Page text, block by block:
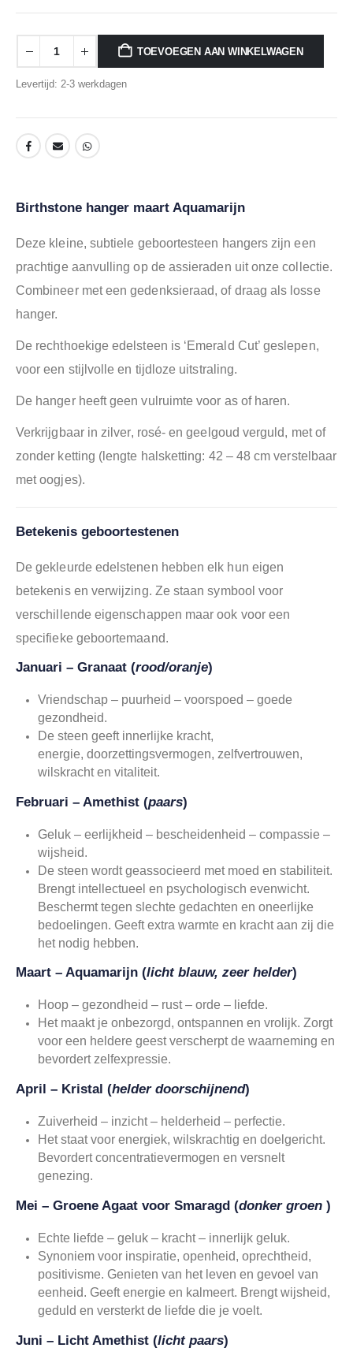
TOEVOEGEN AAN WINKELWAGEN
Levertijd: 2-3 werkdagen
Birthstone hanger maart Aquamarijn
Deze kleine, subtiele geboortesteen hangers zijn een
prachtige aanvulling op de assieraden uit onze collectie.
Combineer met een gedenksieraad, of draag als losse
hanger.
De rechthoekige edelsteen is ‘Emerald Cut’ geslepen,
voor een stijlvolle en tijdloze uitstraling.
De hanger heeft geen vulruimte voor as of haren.
Verkrijgbaar in zilver, rosé- en geelgoud verguld, met of
zonder ketting (lengte halsketting: 42 – 48 cm verstelbaar
met oogjes).
Betekenis geboortestenen
De gekleurde edelstenen hebben elk hun eigen
betekenis en verwijzing. Ze staan symbool voor
verschillende eigenschappen maar ook voor een
specifieke geboortemaand.
Januari – Granaat (rood/oranje)
Vriendschap – puurheid – voorspoed – goede
gezondheid.
De steen geeft innerlijke kracht,
energie, doorzettingsvermogen, zelfvertrouwen,
wilskracht en vitaliteit.
Februari – Amethist (paars)
Geluk – eerlijkheid – bescheidenheid – compassie –
wijsheid.
De steen wordt geassocieerd met moed en stabiliteit.
Brengt intellectueel en psychologisch evenwicht.
Beschermt tegen slechte gedachten en oneerlijke
bedoelingen. Geeft extra warmte en kracht aan zij die
het nodig hebben.
Maart – Aquamarijn (licht blauw, zeer helder)
Hoop – gezondheid – rust – orde – liefde.
Het maakt je onbezorgd, ontspannen en vrolijk. Zorgt
voor een heldere geest verscherpt de waarneming en
bevordert zelfexpressie.
April – Kristal (helder doorschijnend)
Zuiverheid – inzicht – helderheid – perfectie.
Het staat voor energiek, wilskrachtig en doelgericht.
Bevordert concentratievermogen en versnelt
genezing.
Mei – Groene Agaat voor Smaragd (donker groen )
Echte liefde – geluk – kracht – innerlijk geluk.
Synoniem voor inspiratie, openheid, oprechtheid,
positivisme. Genieten van het leven en gevoel van
eenheid. Geeft energie en kalmeert. Brengt wijsheid,
geduld en versterkt de liefde die je voelt.
Juni – Licht Amethist (licht paars)